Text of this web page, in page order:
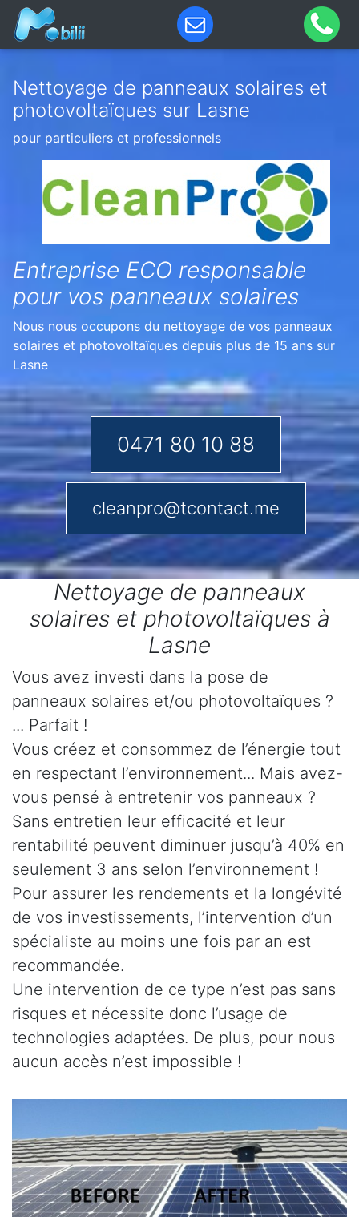
Nettoyage de panneaux solaires et
photovoltaïques sur Lasne
pour particuliers et professionnels
Entreprise ECO responsable
pour vos panneaux solaires
Nous nous occupons du nettoyage de vos panneaux
solaires et photovoltaïques depuis plus de 15 ans sur
Lasne
0471 80 10 88
cleanpro@tcontact.me
Nettoyage de panneaux
solaires et photovoltaïques à
Lasne
Vous avez investi dans la pose de
panneaux solaires et/ou photovoltaïques ?
... Parfait !
Vous créez et consommez de l’énergie tout
en respectant l’environnement... Mais avez-
vous pensé à entretenir vos panneaux ?
Sans entretien leur efficacité et leur
rentabilité peuvent diminuer jusqu’à 40% en
seulement 3 ans selon l’environnement !
Pour assurer les rendements et la longévité
de vos investissements, l’intervention d’un
spécialiste au moins une fois par an est
recommandée.
Une intervention de ce type n’est pas sans
risques et nécessite donc l’usage de
technologies adaptées. De plus, pour nous
aucun accès n’est impossible !